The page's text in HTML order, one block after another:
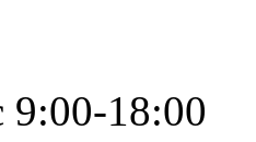
9:00-18:00